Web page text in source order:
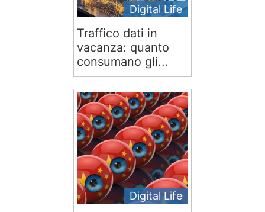
Digital Life
Traffico dati in
vacanza: quanto
consumano gli...
Digital Life